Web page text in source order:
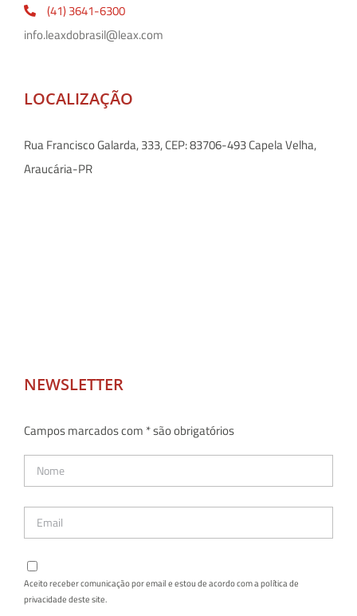
(41) 3641-6300
info.leaxdobrasil@leax.com
LOCALIZAÇÃO
Rua Francisco Galarda, 333, CEP: 83706-493 Capela Velha,
Araucária-PR
NEWSLETTER
Campos marcados com * são obrigatórios
Aceito receber comunicação por email e estou de acordo com a política de
privacidade deste site.